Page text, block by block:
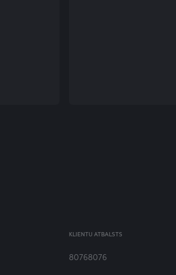
KLIENTU ATBALSTS
80768076